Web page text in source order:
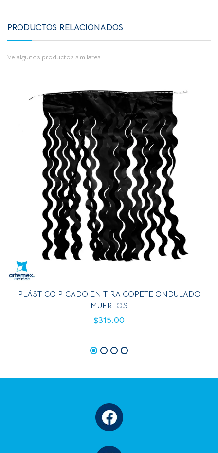
PRODUCTOS RELACIONADOS
Ve algunos productos similares
PLÁSTICO PICADO EN TIRA COPETE ONDULADO
MUERTOS
$315.00